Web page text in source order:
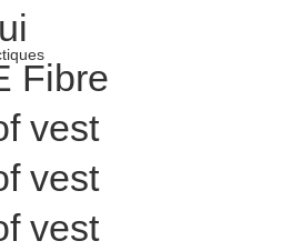
Fibre
vest
vest
vest